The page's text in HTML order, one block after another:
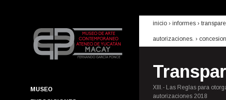
MUSEO
inicio › informes ›
autorizaciones. ›
XIII.- Las Reglas para
autorizaciones 2018